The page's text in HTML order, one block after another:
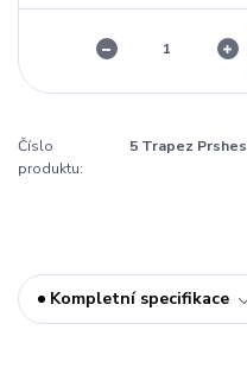
Číslo
produktu:
5 Trapez Prshes
Kompletní specifikace